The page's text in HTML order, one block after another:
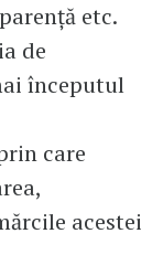
etc.
de
începutul
care
acestei